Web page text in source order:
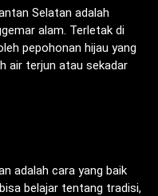
Selatan adalah
alam. Terletak di
pepohonan hijau yang
air terjun atau sekadar
adalah cara yang baik
belajar tentang tradisi,